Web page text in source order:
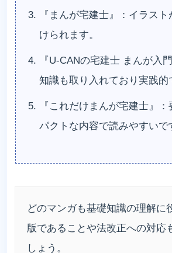
『まんが宅建士』：イラス
けられます。
『U-CANの宅建士 まんが入
知識も取り入れており実践的
『これだけまんが宅建士』
パクトな内容で読みやすいで
どのマンガも基礎知識の理解に
版であることや法改正への対応
しょう。